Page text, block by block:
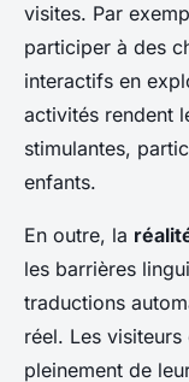
visites. Par
participer à des
interactifs en
activités rendent
stimulantes,
enfants.
En outre, la
les barrières
traductions
réel. Les
pleinement de